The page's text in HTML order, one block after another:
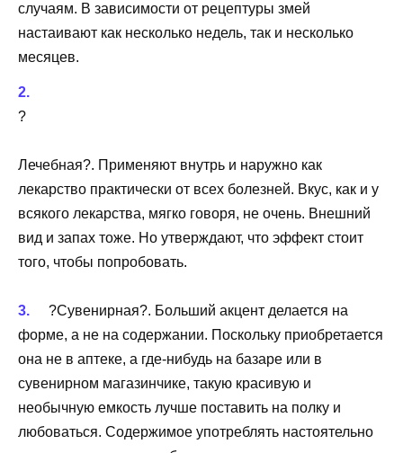
случаям. В зависимости от рецептуры змей
настаивают как несколько недель, так и несколько
месяцев.
?
Лечебная?. Применяют внутрь и наружно как
лекарство практически от всех болезней. Вкус, как и у
всякого лекарства, мягко говоря, не очень. Внешний
вид и запах тоже. Но утверждают, что эффект стоит
того, чтобы попробовать.
?Сувенирная?. Больший акцент делается на
форме, а не на содержании. Поскольку приобретается
она не в аптеке, а где-нибудь на базаре или в
сувенирном магазинчике, такую красивую и
необычную емкость лучше поставить на полку и
любоваться. Содержимое употреблять настоятельно